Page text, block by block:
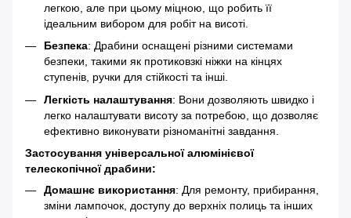
легкою, але при цьому міцною, що робить її
ідеальним вибором для робіт на висоті.
Безпека: Драбини оснащені різними системами
безпеки, такими як протиковзкі ніжки на кінцях
ступенів, ручки для стійкості та інші.
Легкість налаштування: Вони дозволяють швидко і
легко налаштувати висоту за потребою, що дозволяє
ефективно виконувати різноманітні завдання.
Застосування універсальної алюмінієвої
телескопічної драбини:
Домашнє використання: Для ремонту, прибирання,
зміни лампочок, доступу до верхніх полиць та інших